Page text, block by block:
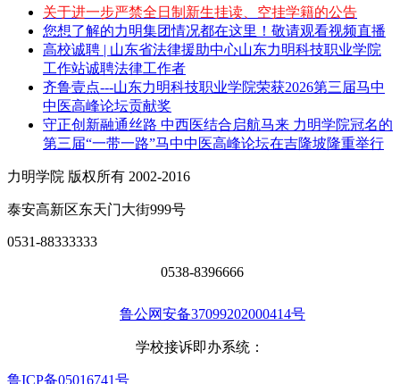
关于进一步严禁全日制新生挂读、空挂学籍的公告
您想了解的力明集团情况都在这里！敬请观看视频直播
高校诚聘 | 山东省法律援助中心山东力明科技职业学院
工作站诚聘法律工作者
齐鲁壹点---山东力明科技职业学院荣获2026第三届马中
中医高峰论坛贡献奖
守正创新融通丝路 中西医结合启航马来 力明学院冠名的
第三届“一带一路”马中中医高峰论坛在吉隆坡隆重举行
力明学院 版权所有 2002-2016
泰安高新区东天门大街999号
0531-88333333
0538-8396666
鲁公网安备37099202000414号
学校接诉即办系统：
鲁ICP备05016741号